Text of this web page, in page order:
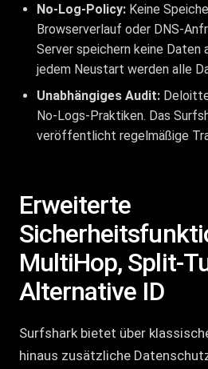
No-Log-Policy: Keine
Browserverlauf oder DNS-
Server speichern keine
jedem Neustart werden alle
Unabhängiges Audit:
No-Logs-Praktiken. Das
veröffentlicht regelmäßige
Erweiterte
MultiHop, Split-
Alternative ID
Surfshark bietet über
hinaus zusätzliche